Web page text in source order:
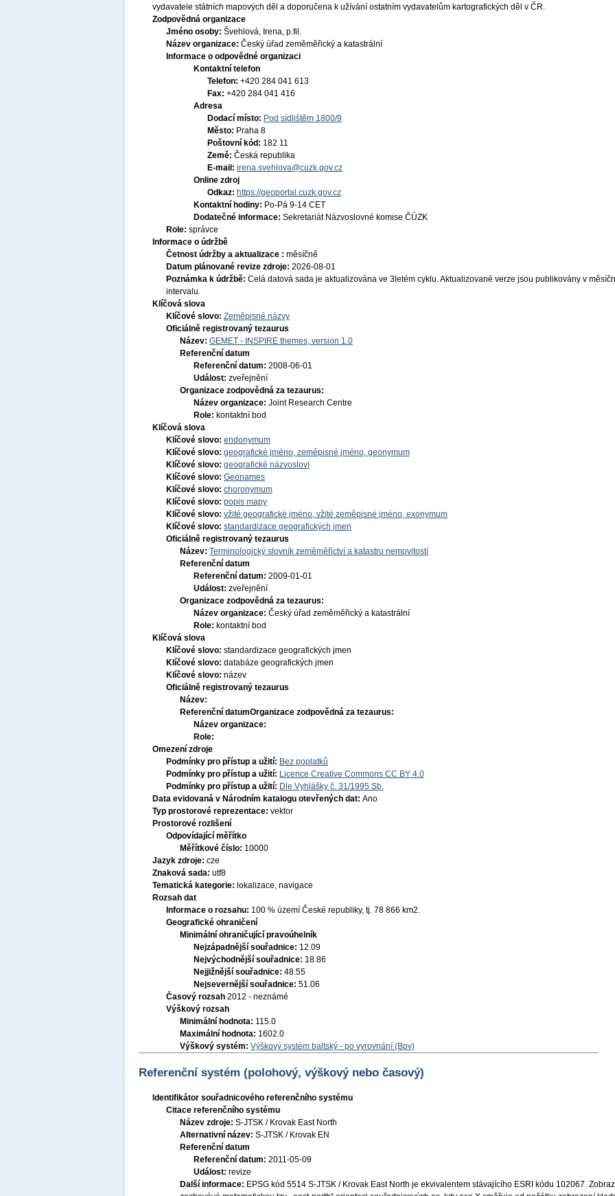
vydavatele státních mapových děl a doporučena k užívání ostatním vydavatelům kartografických děl v ČR.
Zodpovědná organizace
Jméno osoby: Švehlová, Irena, p.fil.
Název organizace: Český úřad zeměměřický a katastrální
Informace o odpovědné organizaci
Kontaktní telefon
Telefon: +420 284 041 613
Fax: +420 284 041 416
Adresa
Dodací místo: Pod sídlištěm 1800/9
Město: Praha 8
Poštovní kód: 182 11
Země: Česká republika
E-mail: irena.svehlova@cuzk.gov.cz
Online zdroj
Odkaz: https://geoportal.cuzk.gov.cz
Kontaktní hodiny: Po-Pá 9-14 CET
Dodatečné informace: Sekretariát Názvoslovné komise ČÚZK
Role: správce
Informace o údržbě
Četnost údržby a aktualizace : měsíčně
Datum plánované revize zdroje: 2026-08-01
Poznámka k údržbě: Celá datová sada je aktualizována ve 3letém cyklu. Aktualizované verze jsou publikovány v
intervalu.
Klíčová slova
Klíčové slovo: Zeměpisné názvy
Oficiálně registrovaný tezaurus
Název: GEMET - INSPIRE themes, version 1.0
Referenční datum
Referenční datum: 2008-06-01
Událost: zveřejnění
Organizace zodpovědná za tezaurus:
Název organizace: Joint Research Centre
Role: kontaktní bod
Klíčová slova
Klíčové slovo: endonymum
Klíčové slovo: geografické jméno, zeměpisné jméno, geonymum
Klíčové slovo: geografické názvosloví
Klíčové slovo: Geonames
Klíčové slovo: choronymum
Klíčové slovo: popis mapy
Klíčové slovo: vžité geografické jméno, vžité zeměpisné jméno, exonymum
Klíčové slovo: standardizace geografických jmen
Oficiálně registrovaný tezaurus
Název: Terminologický slovník zeměměřictví a katastru nemovitostí
Referenční datum
Referenční datum: 2009-01-01
Událost: zveřejnění
Organizace zodpovědná za tezaurus:
Název organizace: Český úřad zeměměřický a katastrální
Role: kontaktní bod
Klíčová slova
Klíčové slovo: standardizace geografických jmen
Klíčové slovo: databáze geografických jmen
Klíčové slovo: název
Oficiálně registrovaný tezaurus
Název:
Referenční datumOrganizace zodpovědná za tezaurus:
Název organizace:
Role:
Omezení zdroje
Podmínky pro přístup a užití: Bez poplatků
Podmínky pro přístup a užití: Licence Creative Commons CC BY 4.0
Podmínky pro přístup a užití: Dle Vyhlášky č. 31/1995 Sb.
Data evidovaná v Národním katalogu otevřených dat: Ano
Typ prostorové reprezentace: vektor
Prostorové rozlišení
Odpovídající měřítko
Měřítkové číslo: 10000
Jazyk zdroje: cze
Znaková sada: utf8
Tematická kategorie: lokalizace, navigace
Rozsah dat
Informace o rozsahu: 100 % území České republiky, tj. 78 866 km2.
Geografické ohraničení
Minimální ohraničující pravoúhelník
Nejzápadnější souřadnice: 12.09
Nejvýchodnější souřadnice: 18.86
Nejjižnější souřadnice: 48.55
Nejsevernější souřadnice: 51.06
Časový rozsah 2012 - neznámé
Výškový rozsah
Minimální hodnota: 115.0
Maximální hodnota: 1602.0
Výškový systém: Výškový systém baltský - po vyrovnání (Bpv)
Referenční systém (polohový, výškový nebo časový)
Identifikátor souřadnicového referenčního systému
Citace referenčního systému
Název zdroje: S-JTSK / Krovak East North
Alternativní název: S-JTSK / Krovak EN
Referenční datum
Referenční datum: 2011-05-09
Událost: revize
Další informace: EPSG kód 5514 S-JTSK / Krovak East North je ekvivalentem stávajícího ESRI kódu 102067.